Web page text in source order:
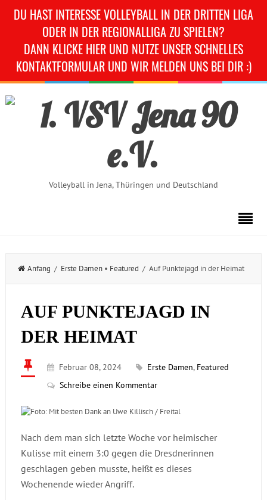
DU HAST INTERESSE VOLLEYBALL IN DER DRITTEN LIGA
ODER IN DER REGIONALLIGA ZU SPIELEN?
DANN KLICKE HIER UND NUTZE UNSER SCHNELLES
KONTAKTFORMULAR UND WIR MELDEN UNS BEI DIR :)
Volleyball in Jena, Thüringen und Deutschland
Anfang / Erste Damen• Featured / Auf Punktejagd in der Heimat
AUF PUNKTEJAGD IN
DER HEIMAT
Februar 08, 2024 Erste Damen, Featured
Schreibe einen Kommentar
Nach dem man sich letzte Woche vor heimischer
Kulisse mit einem 3:0 gegen die Dresdnerinnen
geschlagen geben musste, heißt es dieses
Wochenende wieder Angriff.